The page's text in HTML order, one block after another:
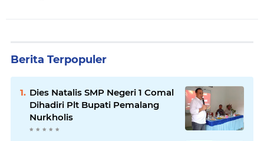
Berita Terpopuler
Dies Natalis SMP Negeri 1 Comal
Dihadiri Plt Bupati Pemalang
Nurkholis